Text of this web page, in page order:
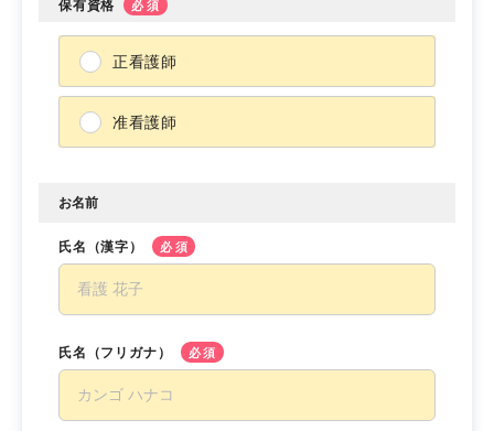
保有資格 必須
正看護師
准看護師
お名前
氏名（漢字） 必須
氏名（フリガナ） 必須